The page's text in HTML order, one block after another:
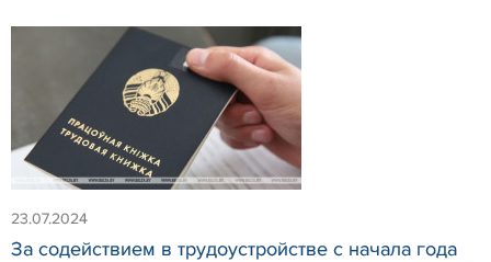
23.07.2024
За содействием в трудоустройстве с начала года